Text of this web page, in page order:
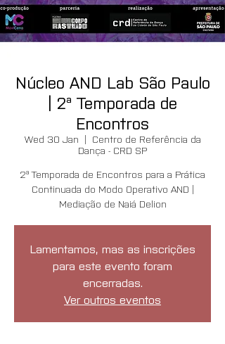
Núcleo AND Lab São Paulo
| 2ª Temporada de
Encontros
Wed 30 Jan
  |
Centro de Referência da
Dança - CRD SP
2ª Temporada de Encontros para a Prática
Continuada do Modo Operativo AND |
Mediação de Naiá Delion
Lamentamos, mas as inscrições
para este evento foram
encerradas.
Ver outros eventos